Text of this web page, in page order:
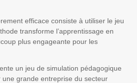
efficace consiste à utiliser le jeu
transforme l’apprentissage en
plus engageante pour les
un jeu de simulation pédagogique
grande entreprise du secteur